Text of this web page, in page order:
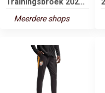
Meerdere shops